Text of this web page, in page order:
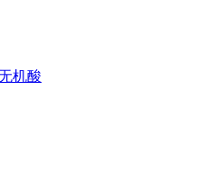
机酸